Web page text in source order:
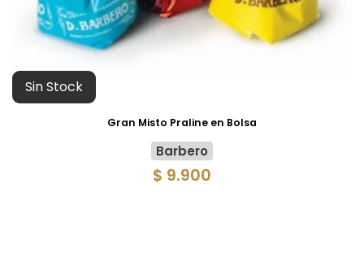
Sin Stock
Gran Misto Praline en Bolsa
Barbero
$ 9.900